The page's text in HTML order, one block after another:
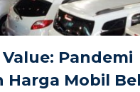
Pandemi
Harga Mobil